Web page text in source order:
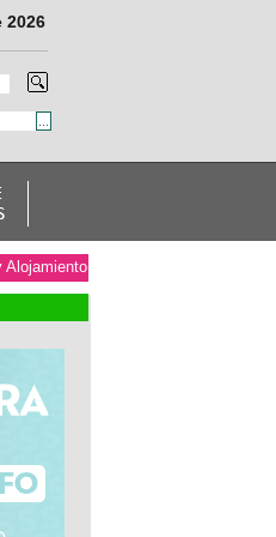
2026
Alojamiento